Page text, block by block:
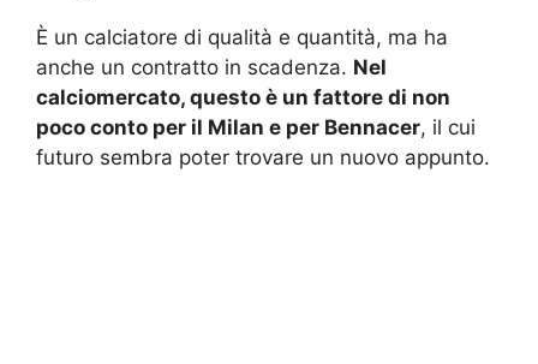
È un calciatore di qualità e quantità, ma ha
anche un contratto in scadenza. Nel
calciomercato, questo è un fattore di non
poco conto per il Milan e per Bennacer, il cui
futuro sembra poter trovare un nuovo appunto.